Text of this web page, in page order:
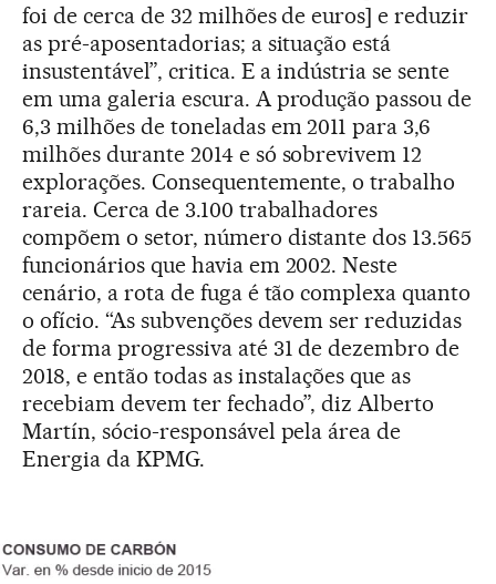
foi de cerca de 32 milhões de euros] e reduzir
as pré-aposentadorias; a situação está
insustentável”, critica. E a indústria se sente
em uma galeria escura. A produção passou de
6,3 milhões de toneladas em 2011 para 3,6
milhões durante 2014 e só sobrevivem 12
explorações. Consequentemente, o trabalho
rareia. Cerca de 3.100 trabalhadores
compõem o setor, número distante dos 13.565
funcionários que havia em 2002. Neste
cenário, a rota de fuga é tão complexa quanto
o ofício. “As subvenções devem ser reduzidas
de forma progressiva até 31 de dezembro de
2018, e então todas as instalações que as
recebiam devem ter fechado”, diz Alberto
Martín, sócio-responsável pela área de
Energia da KPMG.